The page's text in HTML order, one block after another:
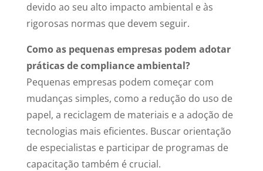
devido ao seu alto impacto ambiental e às
rigorosas normas que devem seguir.
Como as pequenas empresas podem adotar
práticas de compliance ambiental?
Pequenas empresas podem começar com
mudanças simples, como a redução do uso de
papel, a reciclagem de materiais e a adoção de
tecnologias mais eficientes. Buscar orientação
de especialistas e participar de programas de
capacitação também é crucial.